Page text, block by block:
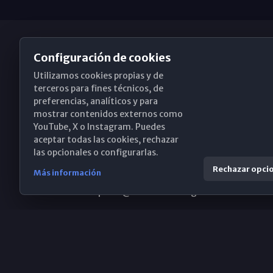
Obispado de Málaga
Santa María, 18-20. 29015 Málaga
(+34) 952 224 386
Configuración de cookies
Utilizamos cookies propias y de
terceros para fines técnicos, de
preferencias, analíticos y para
mostrar contenidos externos como
YouTube, X o Instagram. Puedes
aceptar todas las cookies, rechazar
las opcionales o configurarlas.
Más información Rechazar